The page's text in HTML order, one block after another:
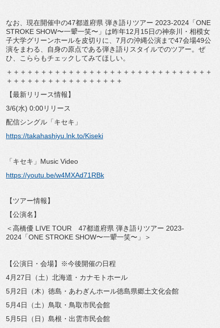
なお、現在開催中の47都道府県 弾き語りツアー 2023-2024「ONE
STROKE SHOW〜一顰一笑〜」は昨年12月15日の神奈川・相模女
子大学グリーンホールを皮切りに、7月の沖縄公演まで47会場49公
演をまわる、自身の原点である弾き語りスタイルでのツアー。ぜ
ひ、こららもチェックしてみてほしい。
＋＋＋＋＋＋＋＋＋＋＋＋＋＋＋＋＋＋＋＋＋＋＋＋＋＋＋＋＋＋
＋＋＋＋＋＋＋＋＋＋＋＋＋＋＋＋＋
【最新リリース情報】
3/6(水) 0:00リリース
配信シングル「キセキ」
https://takahashiyu.lnk.to/Kiseki
「キセキ」Music Video
https://youtu.be/w4MXAd71RBk
【ツアー情報】
【公演名】
＜高橋優 LIVE TOUR 47都道府県 弾き語りツアー 2023-
2024「ONE STROKE SHOW〜一顰一笑〜」＞
【公演日・会場】※今後開催の日程
4月27日（土）北海道・カナモトホール
5月2日（木）徳島・あわぎんホール徳島県郷土文化会館
5月4日（土）鳥取・鳥取市民会館
5月5日（日）島根・出雲市民会館